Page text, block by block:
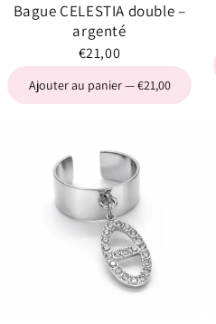
Bague CELESTIA double –
argenté
€21,00
Ajouter au panier — €21,00